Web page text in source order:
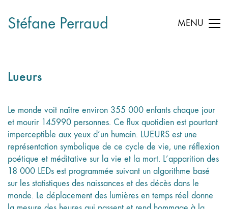
Stéfane Perraud MENU
Lueurs
Le monde voit naître environ 355 000 enfants chaque jour
et mourir 145990 personnes. Ce flux quotidien est pourtant
imperceptible aux yeux d’un humain. LUEURS est une
représentation symbolique de ce cycle de vie, une réflexion
poétique et méditative sur la vie et la mort. L’apparition des
18 000 LEDs est programmée suivant un algorithme basé
sur les statistiques des naissances et des décès dans le
monde. Le déplacement des lumières en temps réel donne